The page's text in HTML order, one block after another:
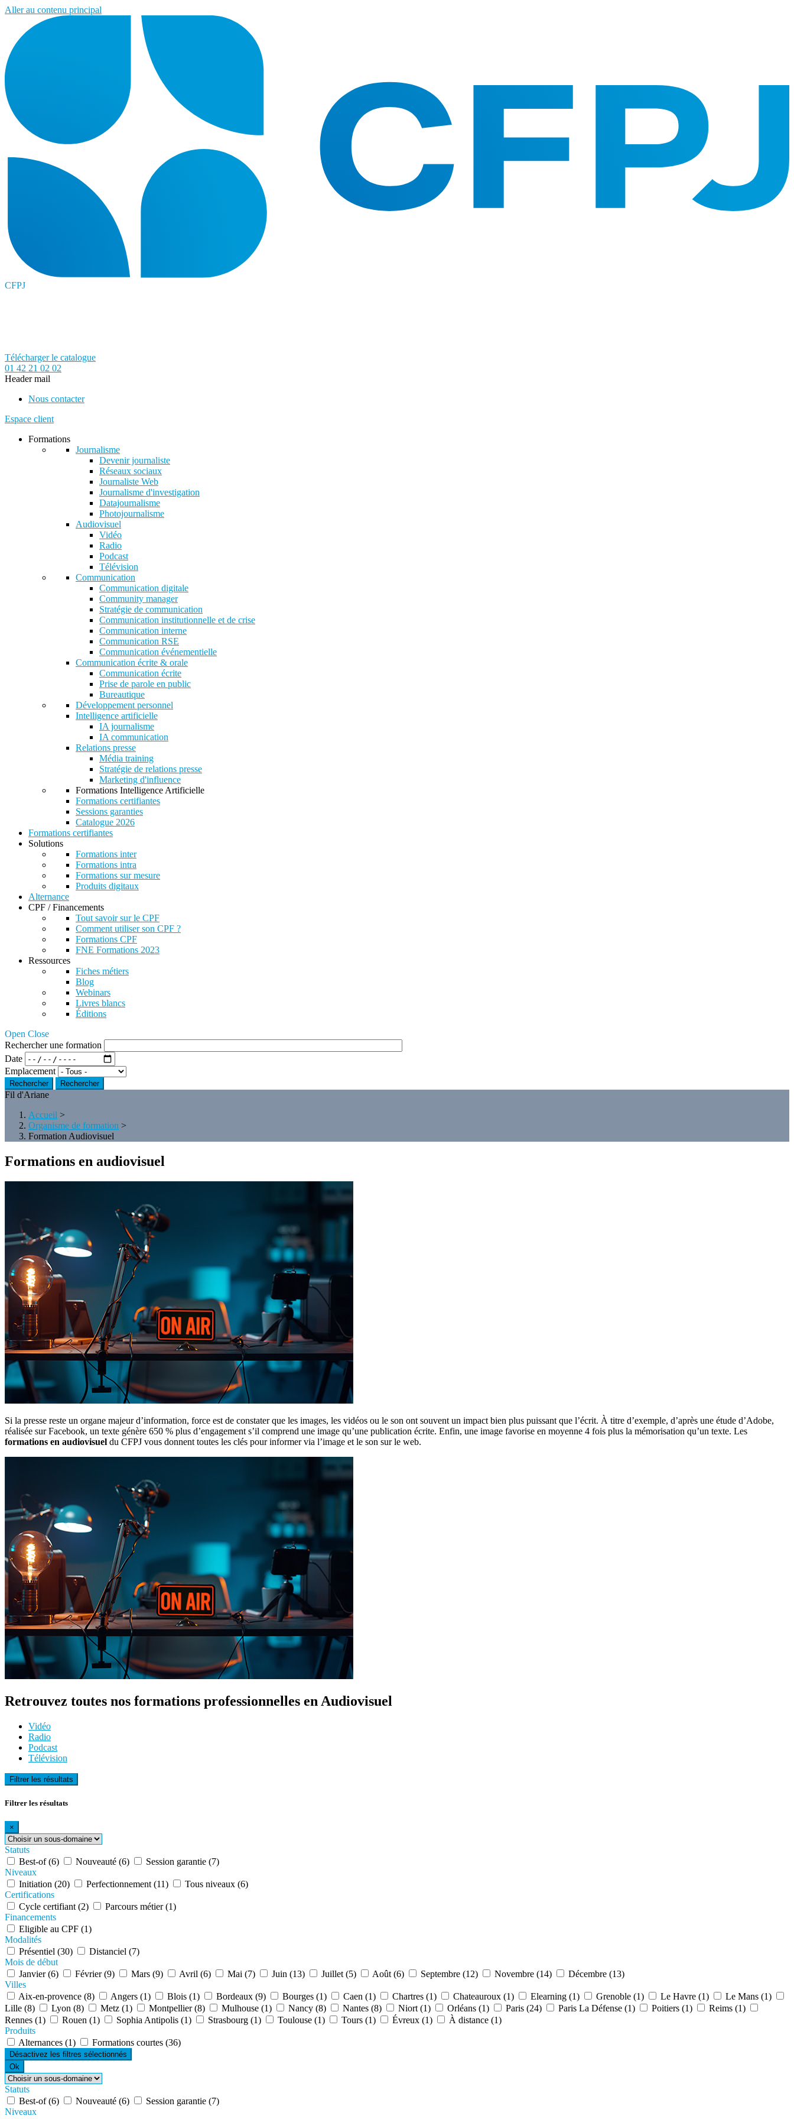
Aller au contenu principal
CFPJ
Télécharger le catalogue
01 42 21 02 02
Header mail
Nous contacter
Espace client
Formations
Journalisme
Devenir journaliste
Réseaux sociaux
Journaliste Web
Journalisme d'investigation
Datajournalisme
Photojournalisme
Audiovisuel
Vidéo
Radio
Podcast
Télévision
Communication
Communication digitale
Community manager
Stratégie de communication
Communication institutionnelle et de crise
Communication interne
Communication RSE
Communication événementielle
Communication écrite & orale
Communication écrite
Prise de parole en public
Bureautique
Développement personnel
Intelligence artificielle
IA journalisme
IA communication
Relations presse
Média training
Stratégie de relations presse
Marketing d'influence
Formations Intelligence Artificielle
Formations certifiantes
Sessions garanties
Catalogue 2026
Formations certifiantes
Solutions
Formations inter
Formations intra
Formations sur mesure
Produits digitaux
Alternance
CPF / Financements
Tout savoir sur le CPF
Comment utiliser son CPF ?
Formations CPF
FNE Formations 2023
Ressources
Fiches métiers
Blog
Webinars
Livres blancs
Éditions
Open Close
Rechercher une formation
Date
Emplacement
Rechercher
Fil d'Ariane
Accueil >
Organisme de formation >
Formation Audiovisuel
Formations en audiovisuel
Si la presse reste un organe majeur d’information, force est de constater que les images, les vidéos ou le son ont souvent un impact bien plus puissant que l’écrit. À titre d’exemple, d’après une étude d’Adobe,
réalisée sur Facebook, un texte génère 650 % plus d’engagement s’il comprend une image qu’une publication écrite. Enfin, une image favorise en moyenne 4 fois plus la mémorisation qu’un texte. Les
formations en audiovisuel du CFPJ vous donnent toutes les clés pour informer via l’image et le son sur le web.
Retrouvez toutes nos formations professionnelles en Audiovisuel
Vidéo
Radio
Podcast
Télévision
Filtrer les résultats
Filtrer les résultats
×
Statuts
Best-of (6)
Nouveauté (6)
Session garantie (7)
Niveaux
Initiation (20)
Perfectionnement (11)
Tous niveaux (6)
Certifications
Cycle certifiant (2)
Parcours métier (1)
Financements
Eligible au CPF (1)
Modalités
Présentiel (30)
Distanciel (7)
Mois de début
Janvier (6)
Février (9) Mars (9) Avril (6) Mai (7) Juin (13) Juillet (5) Août (6) Septembre (12) Novembre (14)
Décembre (13)
Villes
Aix-en-provence (8)
Angers (1) Blois (1) Bordeaux (9) Bourges (1) Caen (1) Chartres (1) Chateauroux (1) Elearning (1) Grenoble (1) Le Havre (1)
Le Mans (1)
Lille (8)
Lyon (8) Metz (1) Montpellier (8) Mulhouse (1) Nancy (8) Nantes (8) Niort (1) Orléans (1) Paris (24) Paris La Défense (1) Poitiers (1)
Reims (1)
Rennes (1)
Rouen (1) Sophia Antipolis (1) Strasbourg (1) Toulouse (1) Tours (1) Évreux (1)
À distance (1)
Produits
Alternances (1)
Formations courtes (36)
Désactivez les filtres sélectionnés
Ok
Statuts
Best-of (6)
Nouveauté (6)
Session garantie (7)
Niveaux